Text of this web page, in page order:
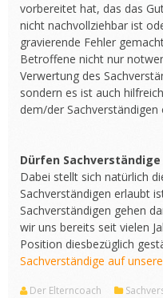
vorbereitet hat, das das
nicht nachvollziehbar ist
gravierende Fehler
Betroffene nicht nur
Verwertung des
sondern es ist auch
dem/der Sachverständigen
Dürfen
Dabei stellt sich natürlich
Sachverständigen erlaubt
Sachverständigen gehen
wir uns bereits seit vielen
Position diesbezüglich
Sachverständige auf
Der Elterncoach